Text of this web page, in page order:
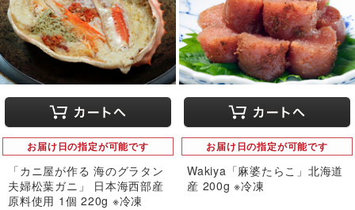
お届け日の指定が可能です
「カニ屋が作る 海のグラタン
夫婦松葉ガニ」 日本海西部産
原料使用 1個 220g ※冷凍
お届け日の指定が可能です
Wakiya「麻婆たらこ」北海道
産 200g ※冷凍